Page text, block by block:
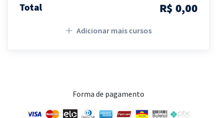
Total R$ 0,00
Adicionar mais cursos
Forma de pagamento